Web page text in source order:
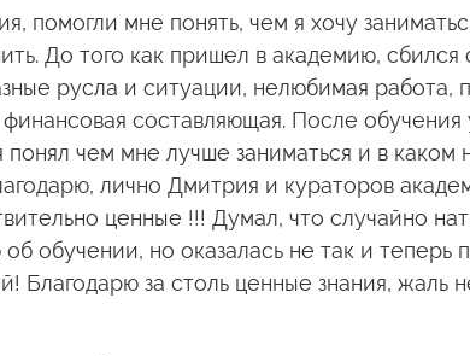
помогли мне понять, чем я хочу
До того как пришел в академию, сбился
русла и ситуации, нелюбимая работа,
составляющая. После
понял чем мне лучше заниматься и в каком
лично Дмитрия и кураторов
ценные !!! Думал, что случайно
обучении, но оказалась не так и теперь
Благодарю за столь ценные знания, жаль